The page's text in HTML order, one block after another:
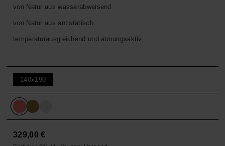
von Natur aus wasserabweisend
von Natur aus antistatisch
temperaturausgleichend und atmungsaktiv
140x190
329,00€